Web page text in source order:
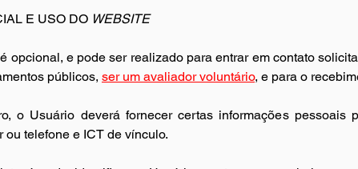
E USO DO WEBSITE
opcional, e pode ser realizado para entrar em contato
públicos, ser um avaliador voluntário, e para o
o Usuário deverá fornecer certas informações pessoais
ou telefone e ICT de vínculo.